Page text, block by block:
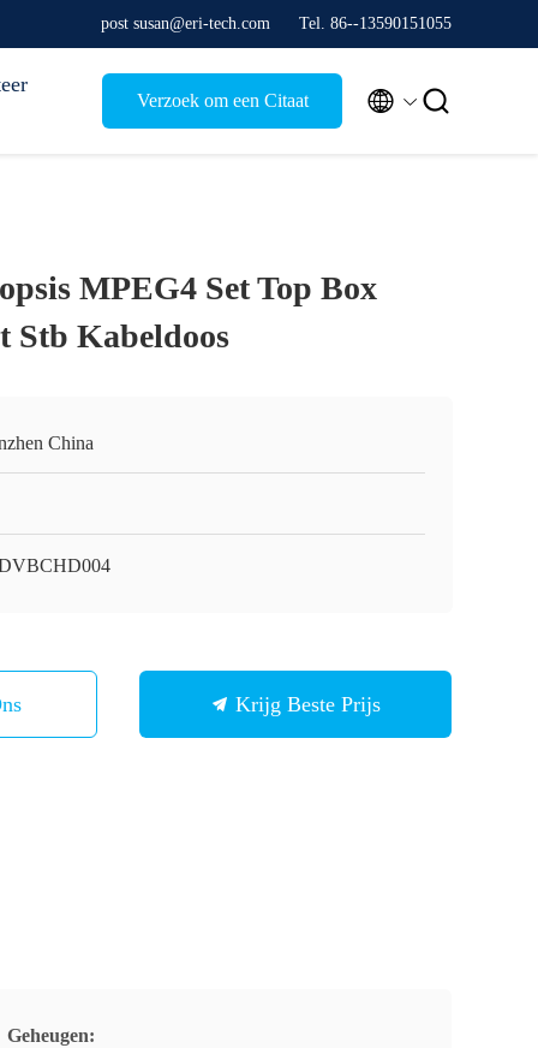
post susan@eri-tech.com Tel. 86--13590151055
Verzoek om een Citaat  
MPEG4 Set Top Box
Stb Kabeldoos
China
Krijg Beste Prijs
Geheugen: